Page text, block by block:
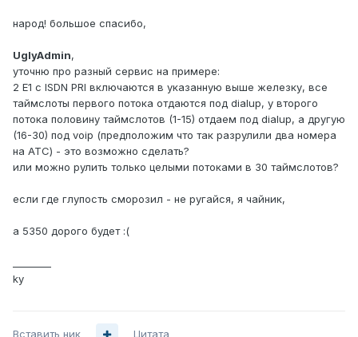
народ! большое спасибо,
UglyAdmin,
уточню про разный сервис на примере:
2 E1 с ISDN PRI включаются в указанную выше железку, все
таймслоты первого потока отдаются под dialup, у второго
потока половину таймслотов (1-15) отдаем под dialup, а другую
(16-30) под voip (предположим что так разрулили два номера
на АТС) - это возможно сделать?
или можно рулить только целыми потоками в 30 таймслотов?
если где глупость сморозил - не ругайся, я чайник,
а 5350 дорого будет :(
ky
Вставить ник Цитата